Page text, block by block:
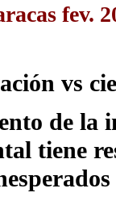
fev.
vs
de la
tiene